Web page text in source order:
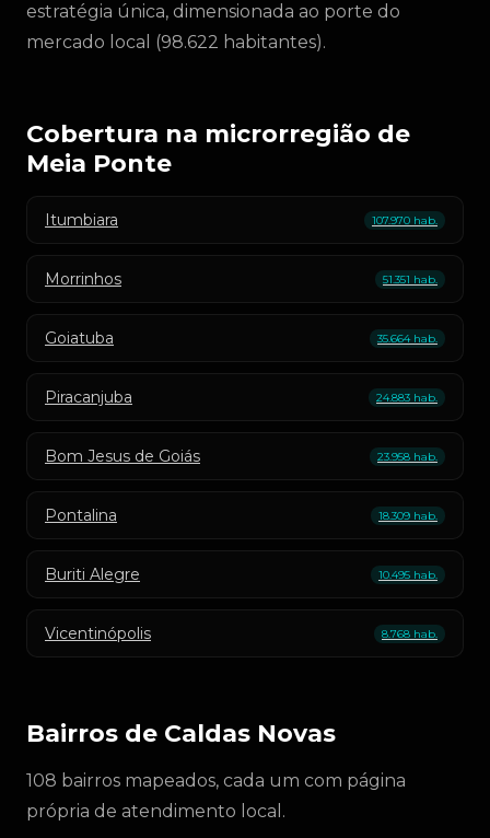
estratégia única, dimensionada ao porte do
mercado local (98.622 habitantes).
Cobertura na microrregião de
Meia Ponte
Itumbiara 107.970 hab.
Morrinhos 51.351 hab.
Goiatuba 35.664 hab.
Piracanjuba 24.883 hab.
Bom Jesus de Goiás 23.958 hab.
Pontalina 18.309 hab.
Buriti Alegre 10.495 hab.
Vicentinópolis 8.768 hab.
Bairros de Caldas Novas
108 bairros mapeados, cada um com página
própria de atendimento local.